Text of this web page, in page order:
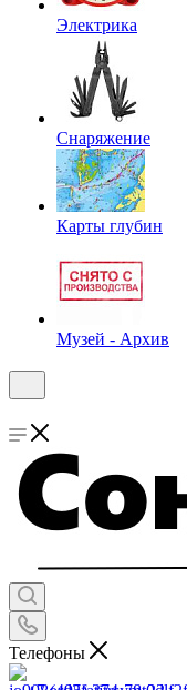
Электрика
Снаряжение
Карты глубин
Музей - Архив
Телефоны